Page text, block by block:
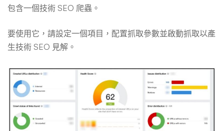
包含一個技術 SEO 爬蟲。
要使用它，請設定一個項目，配置抓取參數並啟動抓取以產
生技術 SEO 見解。